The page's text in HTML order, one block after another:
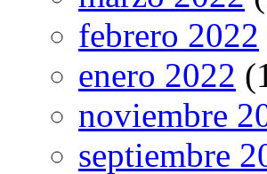
febrero 2022
enero 2022
noviembre
septiembre